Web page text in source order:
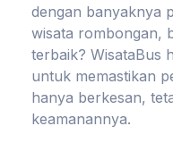
dengan banyaknya
wisata rombongan,
terbaik? WisataBus
untuk memastikan
hanya berkesan,
keamanannya.